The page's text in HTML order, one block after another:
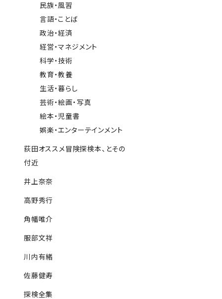
民族・風習
言語・ことば
政治・経済
経営・マネジメント
科学・技術
教育・教養
生活・暮らし
芸術・絵画・写真
絵本・児童書
娯楽・エンターテインメント
荻田オススメ冒険探検本、とその
付近
井上奈奈
高野秀行
角幡唯介
服部文祥
川内有緒
佐藤健寿
探検全集